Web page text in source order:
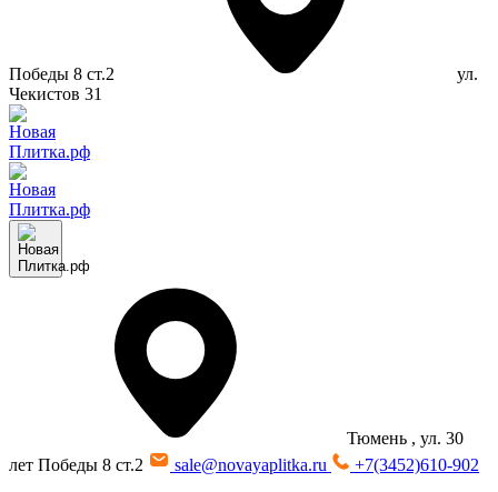
Победы 8 ст.2
ул.
Чекистов 31
Тюмень , ул. 30
лет Победы 8 ст.2
sale@novayaplitka.ru
+7(3452)610-902